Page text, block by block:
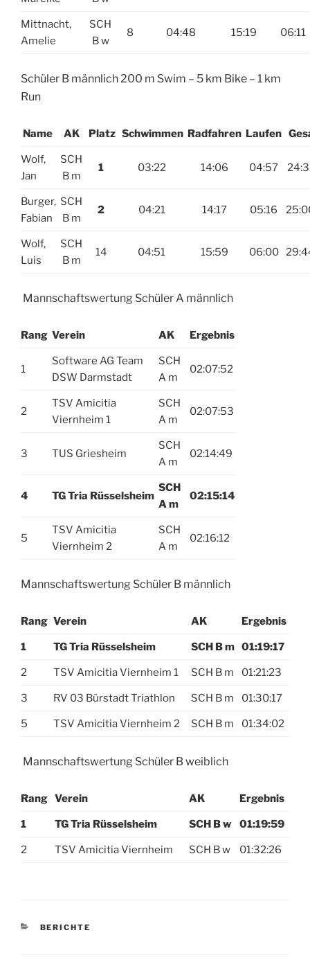
Mittnacht,
Amelie
SCH
B w
8 04:48 15:19 06:11
Schüler B männlich 200 m Swim – 5 km Bike – 1 km
Run
Name AK Platz Schwimmen Radfahren Laufen
Wolf,
Jan
SCH
B m
1 03:22 14:06 04:57
Burger,
Fabian
SCH
B m
2 04:21 14:17 05:16
Wolf,
Luis
SCH
B m
14 04:51 15:59 06:00
Mannschaftswertung Schüler A männlich
Rang Verein AK Ergebnis
1
Software AG Team
DSW Darmstadt
SCH
A m
02:07:52
2
TSV Amicitia
Viernheim 1
SCH
A m
02:07:53
3 TUS Griesheim
SCH
A m
02:14:49
4 TG Tria Rüsselsheim
SCH
A m
02:15:14
5
TSV Amicitia
Viernheim 2
SCH
A m
02:16:12
Mannschaftswertung Schüler B männlich
Rang Verein AK Ergebnis
1 TG Tria Rüsselsheim SCH B m 01:19:17
2 TSV Amicitia Viernheim 1 SCH B m 01:21:23
3 RV 03 Bürstadt Triathlon SCH B m 01:30:17
5 TSV Amicitia Viernheim 2 SCH B m 01:34:02
Mannschaftswertung Schüler B weiblich
Rang Verein AK Ergebnis
1 TG Tria Rüsselsheim SCH B w 01:19:59
2 TSV Amicitia Viernheim SCH B w 01:32:26
KATEGORIEN
BERICHTE